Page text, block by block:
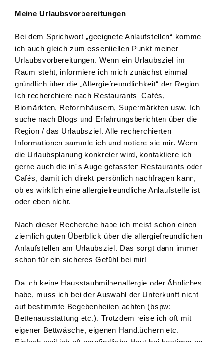
Meine Urlaubsvorbereitungen
Bei dem Sprichwort „geeignete Anlaufstellen“ komme
ich auch gleich zum essentiellen Punkt meiner
Urlaubsvorbereitungen. Wenn ein Urlaubsziel im
Raum steht, informiere ich mich zunächst einmal
gründlich über die „Allergiefreundlichkeit“ der Region.
Ich recherchiere nach Restaurants, Cafés,
Biomärkten, Reformhäusern, Supermärkten usw. Ich
suche nach Blogs und Erfahrungsberichten über die
Region / das Urlaubsziel. Alle recherchierten
Informationen sammle ich und notiere sie mir. Wenn
die Urlaubsplanung konkreter wird, kontaktiere ich
gerne auch die in´s Auge gefassten Restaurants oder
Cafés, damit ich direkt persönlich nachfragen kann,
ob es wirklich eine allergiefreundliche Anlaufstelle ist
oder eben nicht.
Nach dieser Recherche habe ich meist schon einen
ziemlich guten Überblick über die allergiefreundlichen
Anlaufstellen am Urlaubsziel. Das sorgt dann immer
schon für ein sicheres Gefühl bei mir!
Da ich keine Hausstaubmilbenallergie oder Ähnliches
habe, muss ich bei der Auswahl der Unterkunft nicht
auf bestimmte Begebenheiten achten (bspw:
Bettenausstattung etc.). Trotzdem reise ich oft mit
eigener Bettwäsche, eigenen Handtüchern etc.